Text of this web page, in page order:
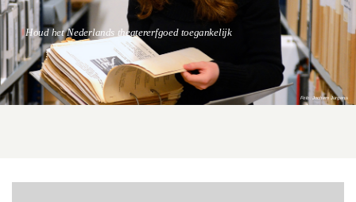
Houd het Nederlands theatererfgoed toegankelijk
Foto: Jochem Jurgens